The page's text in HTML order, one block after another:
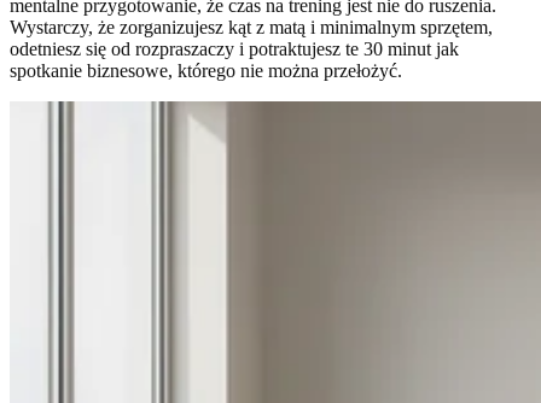
mentalne przygotowanie, że czas na trening jest nie do ruszenia.
Wystarczy, że zorganizujesz kąt z matą i minimalnym sprzętem,
odetniesz się od rozpraszaczy i potraktujesz te 30 minut jak
spotkanie biznesowe, którego nie można przełożyć.